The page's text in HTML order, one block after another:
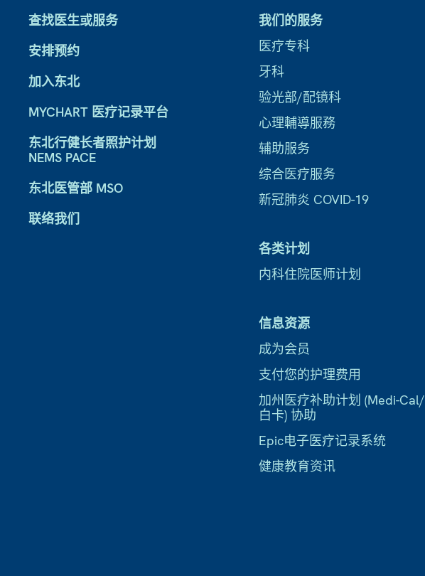
查找医生或服务
安排预约
加入东北
MYCHART 医疗记录平台
东北行健长者照护计划
NEMS PACE
东北医管部 MSO
联络我们
我们的服务
医疗专科
牙科
验光部/配镜科
心理輔導服務
辅助服务
综合医疗服务
新冠肺炎 COVID-19
各类计划
内科住院医师计划
信息资源
成为会员
支付您的护理费用
加州医疗补助计划 (Medi-Cal/
白卡) 协助
Epic电子医疗记录系统
健康教育资讯